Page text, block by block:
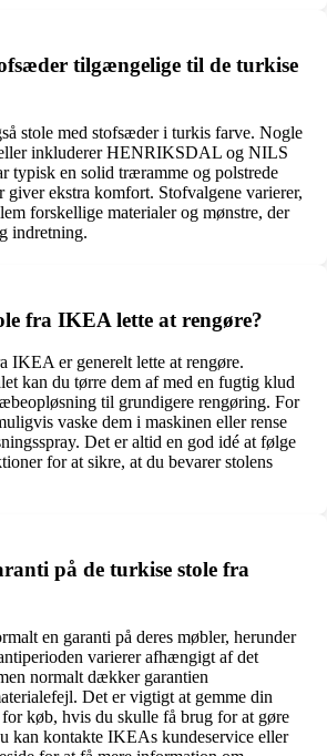
tilgængelige til de turkise
stole med stofsæder i turkis farve. Nogle
inkluderer HENRIKSDAL og NILS
typisk en solid træramme og polstrede
ekstra komfort. Stofvalgene varierer,
forskellige materialer og mønstre, der
indretning.
fra IKEA lette at rengøre?
IKEA er generelt lette at rengøre.
kan du tørre dem af med en fugtig klud
til grundigere rengøring. For
vaske dem i maskinen eller rense
Det er altid en god idé at følge
for at sikre, at du bevarer stolens
på de turkise stole fra
en garanti på deres møbler, herunder
varierer afhængigt af det
normalt dækker garantien
Det er vigtigt at gemme din
køb, hvis du skulle få brug for at gøre
kan kontakte IKEAs kundeservice eller